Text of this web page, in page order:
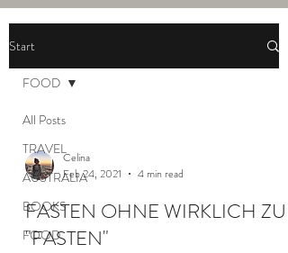
Start
All Posts
TRAVEL
AUSTRALIA
BOOKS
FOOD
FOOD
Celina
Feb 24, 2021
4 min read
FASTEN OHNE WIRKLICH ZU
"FASTEN"